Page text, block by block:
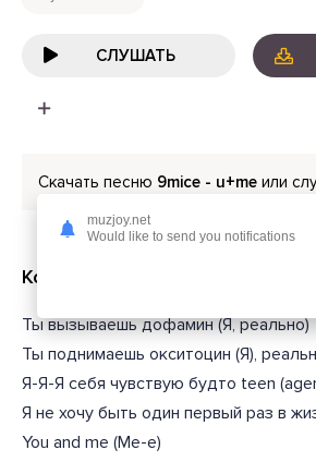
СЛУШАТЬ
Скачать песню 9mice - u+me или
Короткий текст из песни
Ты вызываешь дофамин (Я, реально)
Ты поднимаешь окситоцин (Я),
Я-Я-Я себя чувствую будто teen
Я не хочу быть один первый раз в
You and me (Me-e)
muzjoy.net
Would like to send you notifications